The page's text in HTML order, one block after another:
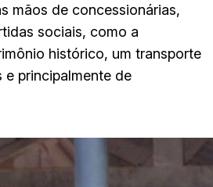
mãos de concessionárias,
sociais, como a
histórico, um transporte
e principalmente de